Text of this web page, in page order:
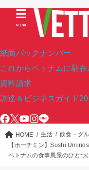
紙面バックナンバー
これからベトナムに駐
資料請求
調達＆ビジネスガイド
MENU
HOME 生活 飲食・グ
【ホーチミン】Sushi
ベトナムの食事風景のひとつ